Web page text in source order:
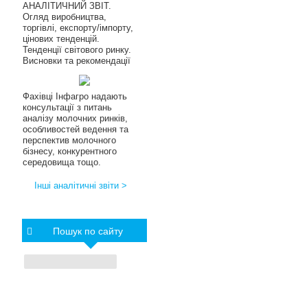
АНАЛІТИЧНИЙ ЗВІТ.
Огляд виробництва,
торгівлі, експорту/імпорту,
цінових тенденцій.
Тенденції світового ринку.
Висновки та рекомендації
Фахівці Інфагро надають
консультації з питань
аналізу молочних ринків,
особливостей ведення та
перспектив молочного
бізнесу, конкурентного
середовища тощо.
Інші аналітичні звіти >
Пошук по сайту